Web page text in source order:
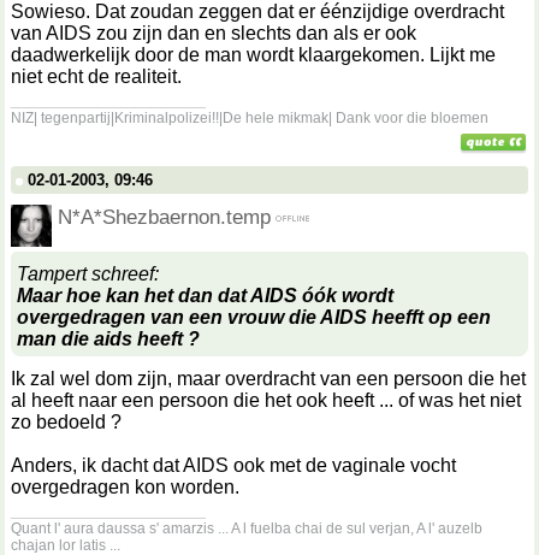
Sowieso. Dat zoudan zeggen dat er éénzijdige overdracht
van AIDS zou zijn dan en slechts dan als er ook
daadwerkelijk door de man wordt klaargekomen. Lijkt me
niet echt de realiteit.
NIZ| tegenpartij|Kriminalpolizei!!|De hele mikmak| Dank voor die bloemen
02-01-2003, 09:46
N*A*Shezbaernon.temp
Tampert schreef:
Maar hoe kan het dan dat AIDS óók wordt
overgedragen van een vrouw die AIDS heefft op een
man die aids heeft?
Ik zal wel dom zijn, maar overdracht van een persoon die het
al heeft naar een persoon die het ook heeft ... of was het niet
zo bedoeld ?
Anders, ik dacht dat AIDS ook met de vaginale vocht
overgedragen kon worden.
Quant l' aura daussa s' amarzis ... A l fuelba chai de sul verjan, A l' auzelb
chajan lor latis ...